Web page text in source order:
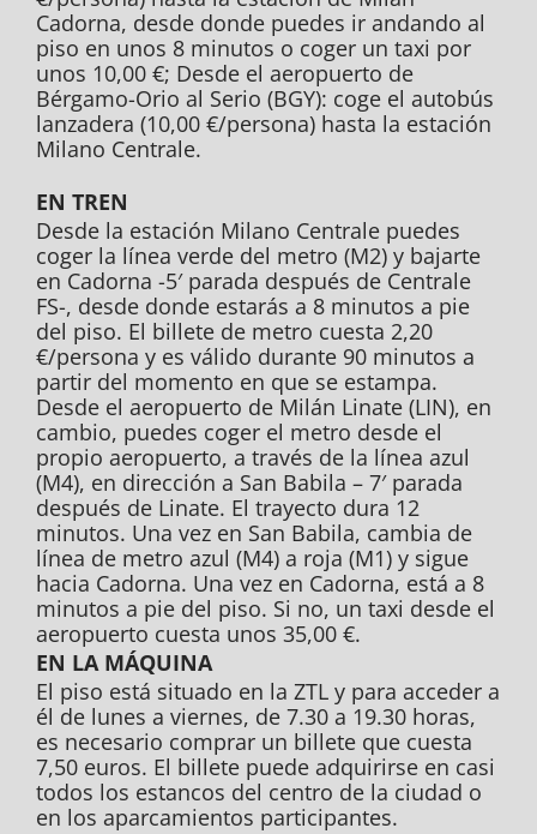
Cadorna, desde donde puedes ir andando al
piso en unos 8 minutos o coger un taxi por
unos 10,00 €; Desde el aeropuerto de
Bérgamo-Orio al Serio (BGY): coge el autobús
lanzadera (10,00 €/persona) hasta la estación
Milano Centrale.
EN TREN
Desde la estación Milano Centrale puedes
coger la línea verde del metro (M2) y bajarte
en Cadorna -5′ parada después de Centrale
FS-, desde donde estarás a 8 minutos a pie
del piso. El billete de metro cuesta 2,20
€/persona y es válido durante 90 minutos a
partir del momento en que se estampa.
Desde el aeropuerto de Milán Linate (LIN), en
cambio, puedes coger el metro desde el
propio aeropuerto, a través de la línea azul
(M4), en dirección a San Babila – 7′ parada
después de Linate. El trayecto dura 12
minutos. Una vez en San Babila, cambia de
línea de metro azul (M4) a roja (M1) y sigue
hacia Cadorna. Una vez en Cadorna, está a 8
minutos a pie del piso. Si no, un taxi desde el
aeropuerto cuesta unos 35,00 €.
EN LA MÁQUINA
El piso está situado en la ZTL y para acceder a
él de lunes a viernes, de 7.30 a 19.30 horas,
es necesario comprar un billete que cuesta
7,50 euros. El billete puede adquirirse en casi
todos los estancos del centro de la ciudad o
en los aparcamientos participantes.